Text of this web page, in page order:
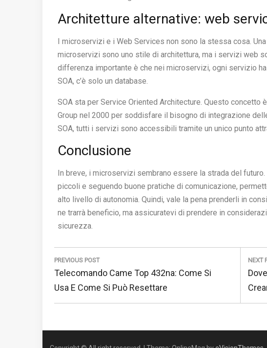
Architetture alternative: web
I microservizi e i Web Services non sono la stessa cosa.
microservizi sono uno stile di architettura, ma i servizi web
differenza importante è che nei microservizi, ogni servizio
SOA, c’è solo un database.
SOA sta per Service Oriented Architecture. Questo concetto
Group nel 2000 per soddisfare il bisogno di integrazione
SOA, tutti i servizi sono accessibili tramite un unico punto
Conclusione
In breve, i microservizi sembrano essere la strada del
piccoli e seguendo buone pratiche di comunicazione,
alto livello di autonomia. Quindi, vale la pena prenderli in
ne trarrà beneficio, ma assicuratevi di prendere in
sicurezza.
Navigazione
articoli
PREVIOUS POST
Previous
Post:
Telecomando Came Top 432na: Come Si
Usa E Come Si Può Resettare
NEXT
Next
Post: